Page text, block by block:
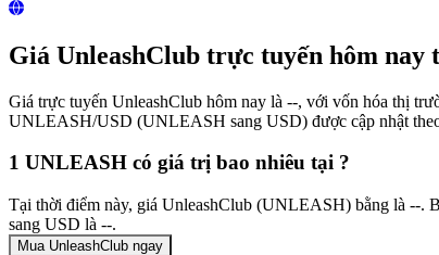
Giá UnleashClub trực tuyến hôm nay
Giá trực tuyến UnleashClub hôm nay là --, với vốn hóa thị
UNLEASH/USD (UNLEASH sang USD) được cập nhật
1 UNLEASH có giá trị bao nhiêu tại ?
Tại thời điểm này, giá UnleashClub (UNLEASH) bằng là --.
sang USD là --.
Mua UnleashClub ngay